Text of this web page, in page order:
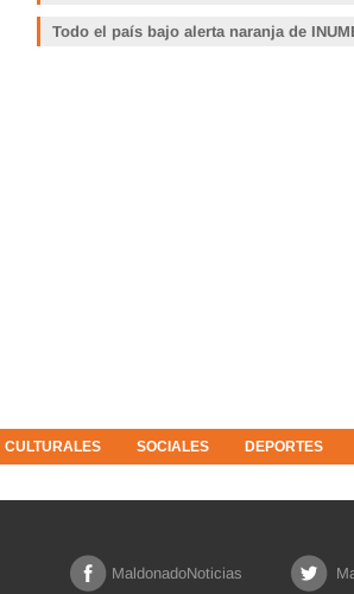
Todo el país bajo alerta naranja de
CULTURALES SOCIALES DEPORTES
MaldonadoNoticias